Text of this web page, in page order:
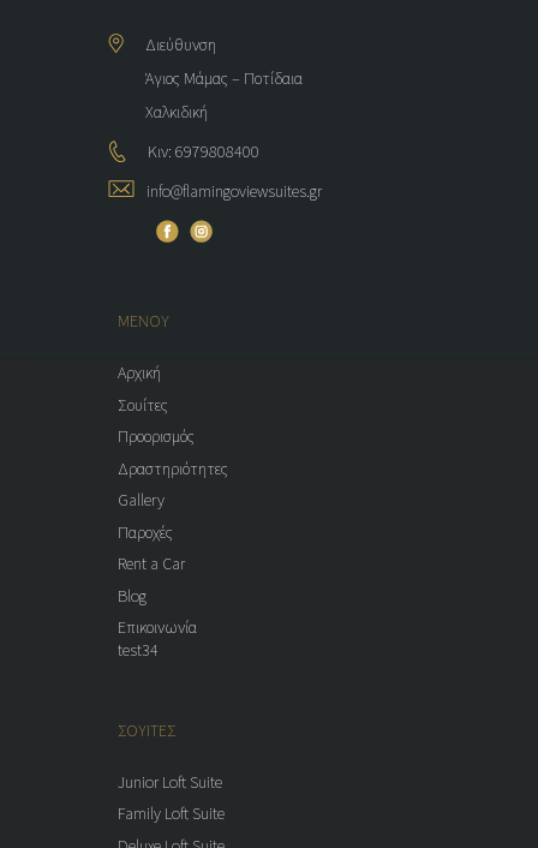
Διεύθυνση
Άγιος Μάμας – Ποτίδαια
Χαλκιδική
Κιν: 6979808400
info@flamingoviewsuites.gr
ΜΕΝΟΥ
Αρχική
Σουίτες
Προορισμός
Δραστηριότητες
Gallery
Παροχές
Rent a Car
Blog
Επικοινωνία
test34
ΣΟΥΙΤΕΣ
Junior Loft Suite
Family Loft Suite